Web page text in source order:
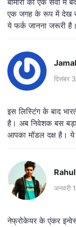
बीमारी को एक सेवा में
एक जगह के रूप में देख
ये फर्क जानना जरूरी है।
दिसंबर
इस लिस्टिंग के बाद
है। अब निवेशक बस
आपका मॉडल दक्ष है।
जनवरी
नेफ्रोकेयर के एंकर